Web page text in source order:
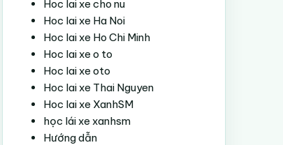
Hoc lai xe cho nu
Hoc lai xe Ha Noi
Hoc lai xe Ho Chi Minh
Hoc lai xe o to
Hoc lai xe oto
Hoc lai xe Thai Nguyen
Hoc lai xe XanhSM
học lái xe xanhsm
Hướng dẫn